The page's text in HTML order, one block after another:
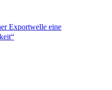
Exportwelle eine